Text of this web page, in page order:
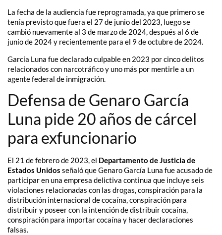
La fecha de la audiencia fue reprogramada, ya que primero se
tenía previsto que fuera el 27 de junio del 2023, luego se
cambió nuevamente al 3 de marzo de 2024, después al 6 de
junio de 2024 y recientemente para el 9 de octubre de 2024.
García Luna fue declarado culpable en 2023 por cinco delitos
relacionados con narcotráfico y uno más por mentirle a un
agente federal de inmigración.
Defensa de Genaro García
Luna pide 20 años de cárcel
para exfuncionario
El 21 de febrero de 2023, el Departamento de Justicia de
Estados Unidos señaló que Genaro García Luna fue acusado de
participar en una empresa delictiva continua que incluye seis
violaciones relacionadas con las drogas, conspiración para la
distribución internacional de cocaína, conspiración para
distribuir y poseer con la intención de distribuir cocaína,
conspiración para importar cocaína y hacer declaraciones
falsas.